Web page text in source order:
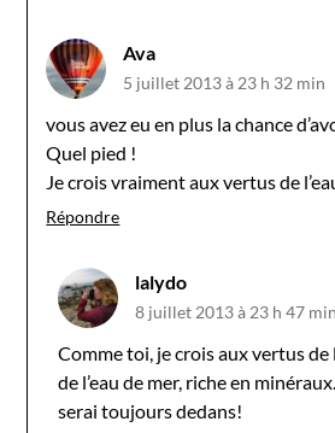
Ava
5 juillet 2013 à 23 h 32 min
vous avez eu en plus la chance
Quel pied !
Je crois vraiment aux vertus de
Répondre
lalydo
8 juillet 2013 à 23 h 47 min
Comme toi, je crois aux vertus de
de l’eau de mer, riche en
serai toujours dedans!